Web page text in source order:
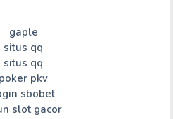
gaple
situs qq
situs qq
poker pkv
sbobet
slot gacor